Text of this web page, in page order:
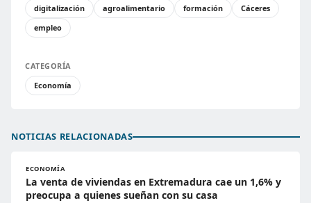
digitalización
agroalimentario formación
Cáceres
empleo
CATEGORÍA
Economía
NOTICIAS RELACIONADAS
ECONOMÍA
La venta de viviendas en Extremadura cae un 1,6% y
preocupa a quienes sueñan con su casa